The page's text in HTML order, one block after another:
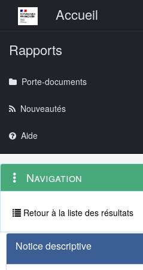
Menu principalAccueil
Rapports
Porte-documents
Nouveautés
Aide
Navigation
outils
Menu
contextuel
Navigation
Retour à la liste des résultats
Notice descriptive